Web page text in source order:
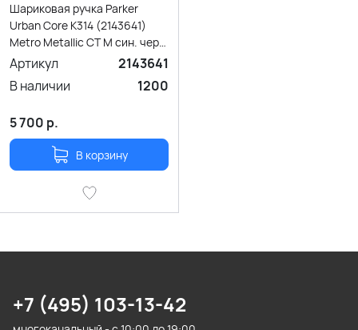
Шариковая ручка Parker
Urban Core K314 (2143641)
Metro Metallic CT M син. черн.
подар.кор.
Артикул
2143641
В наличии
1200
5 700 р.
В корзину
+7 (495) 103-13-42